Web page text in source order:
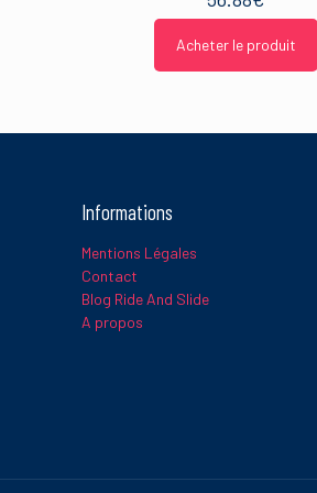
Acheter le produit
Informations
Mentions Légales
Contact
Blog Ride And Slide
A propos